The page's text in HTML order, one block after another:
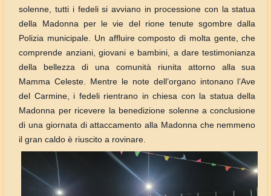
solenne, tutti i fedeli si avviano in processione con la statua
della Madonna per le vie del rione tenute sgombre dalla
Polizia municipale. Un affluire composto di molta gente, che
comprende anziani, giovani e bambini, a dare testimonianza
della bellezza di una comunità riunita attorno alla sua
Mamma Celeste. Mentre le note dell’organo intonano l’Ave
del Carmine, i fedeli rientrano in chiesa con la statua della
Madonna per ricevere la benedizione solenne a conclusione
di una giornata di attaccamento alla Madonna che nemmeno
il gran caldo è riuscito a rovinare.